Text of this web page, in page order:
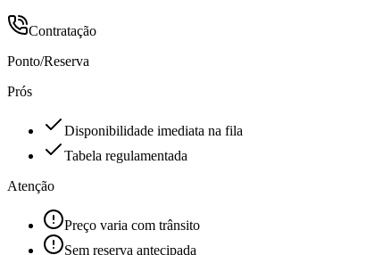
Contratação
Ponto/Reserva
Prós
Disponibilidade imediata na fila
Tabela regulamentada
Atenção
Preço varia com trânsito
Sem reserva antecipada